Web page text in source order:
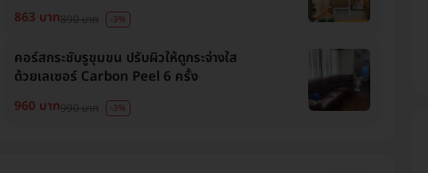
863 บาท890 บาท -3%
คอร์สกระชับรูขุมขน ปรับผิวให้ดูกระจ่างใส
ด้วยเลเซอร์ Carbon Peel 6 ครั้ง
960 บาท990 บาท -3%